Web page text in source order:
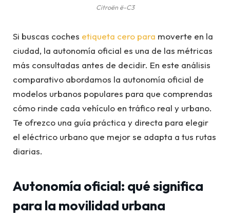
Citroën ë-C3
Si buscas coches etiqueta cero para moverte en la
ciudad, la autonomía oficial es una de las métricas
más consultadas antes de decidir. En este análisis
comparativo abordamos la autonomía oficial de
modelos urbanos populares para que comprendas
cómo rinde cada vehículo en tráfico real y urbano.
Te ofrezco una guía práctica y directa para elegir
el eléctrico urbano que mejor se adapta a tus rutas
diarias.
Autonomía oficial: qué significa
para la movilidad urbana